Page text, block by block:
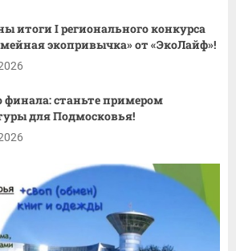
итоги I регионального конкурса
экопривычка» от «ЭкоЛайф»!
финала: станьте примером
для Подмосковья!